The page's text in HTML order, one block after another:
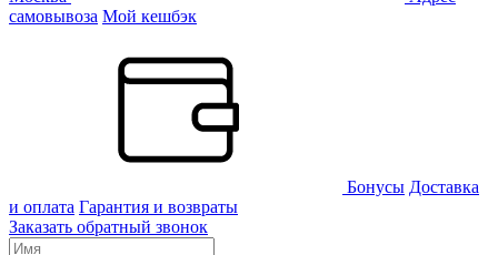
самовывоза Мой кешбэк
Бонусы Доставка
и оплата Гарантия и возвраты
Заказать обратный звонок